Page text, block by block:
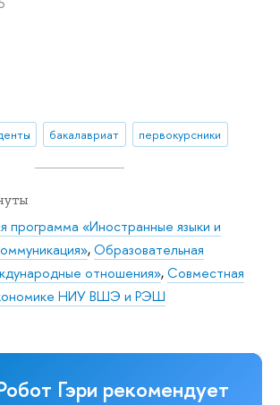
бакалавриат первокурсники
программа «Иностранные языки и
,Образовательная
отношения»,Совместная
НИУ ВШЭ и РЭШ
Гэри рекомендует